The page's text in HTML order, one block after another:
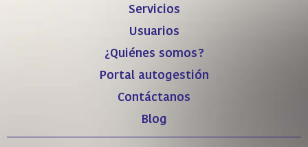
Servicios
Usuarios
¿Quiénes somos?
Portal autogestión
Contáctanos
Blog